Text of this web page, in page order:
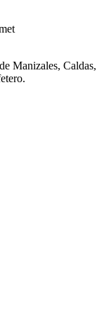
Manizales, Caldas,